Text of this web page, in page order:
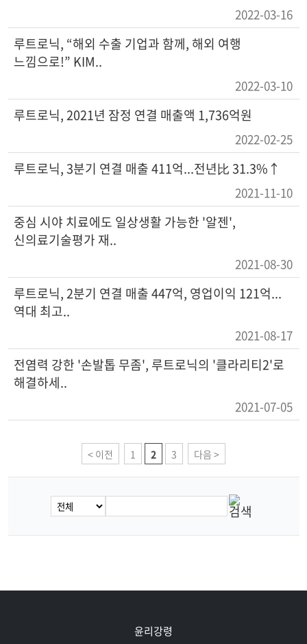
2022-03-16
루트로닉, “해외 수출 기업과 함께, 해외 여행
느낌으로!” KIM..
2022-03-10
루트로닉, 2021년 잠정 연결 매출액 1,736억원
2022-02-25
루트로닉, 3분기 연결 매출 411억...전년比 31.3%↑
2021-11-10
중심 시야 치료에도 일상생활 가능한 '알젠',
신의료기술평가 재..
2021-08-30
루트로닉, 2분기 연결 매출 447억, 영업이익 121억...
역대 최고..
2021-08-17
전염력 강한 '손발톱 무좀', 루트로닉의 '클라리티2'로
해결하세..
2021-07-05
< 이전 1 2 3 다음 >
윤리강령